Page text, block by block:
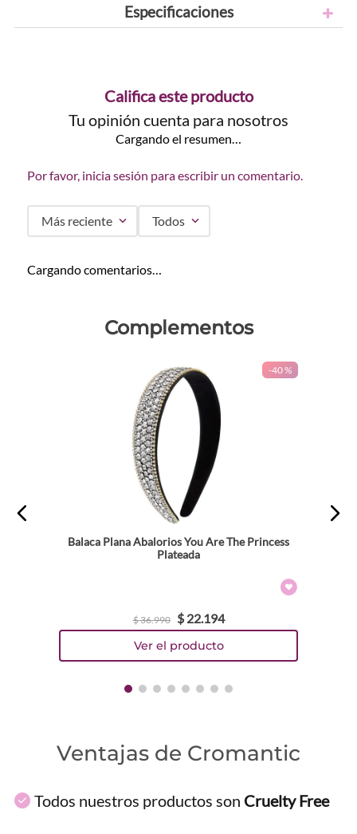
Especificaciones
Califica este producto
Tu opinión cuenta para nosotros
Cargando el resumen…
Por favor, inicia sesión para escribir un comentario.
Más reciente Todos
Cargando comentarios…
Complementos
-40 %
Balaca Plana Abalorios You Are The Princess
Plateada
$36.990 $ 22.194
Ventajas de Cromantic
Todos nuestros productos son Cruelty Free